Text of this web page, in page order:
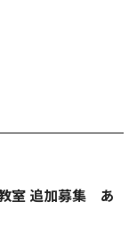
室 追加募集 あ